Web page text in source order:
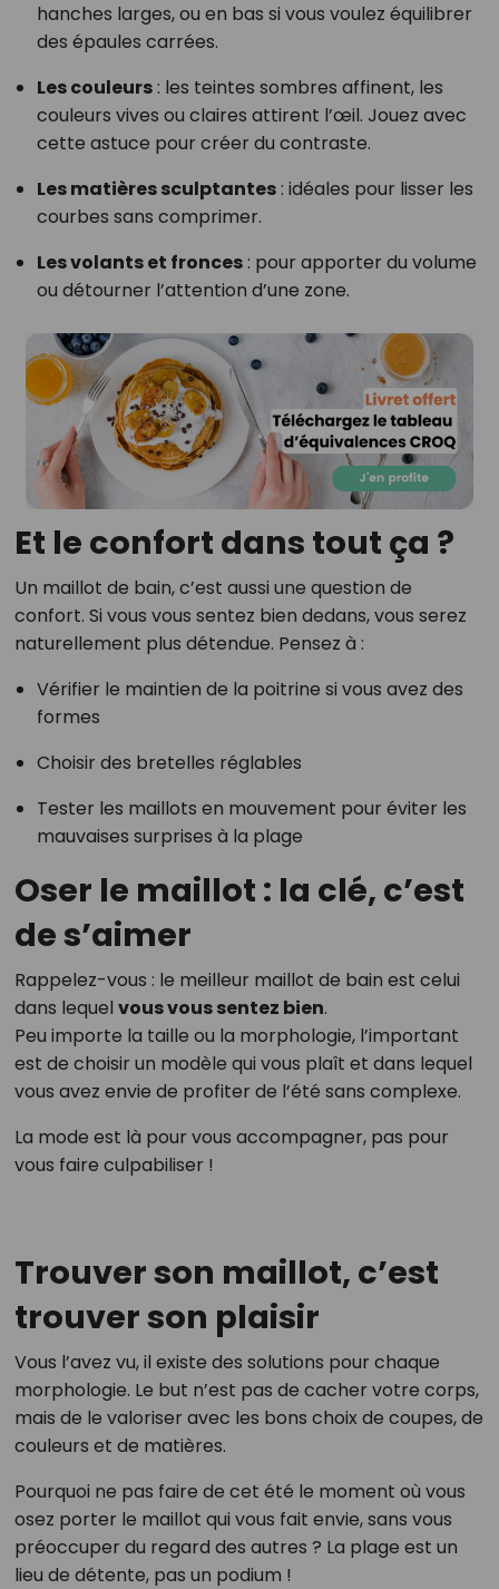
hanches larges, ou en bas si vous voulez équilibrer
des épaules carrées.
Les couleurs: les teintes sombres affinent, les
couleurs vives ou claires attirent l’œil. Jouez avec
cette astuce pour créer du contraste.
Les matières sculptantes: idéales pour lisser les
courbes sans comprimer.
Les volants et fronces: pour apporter du volume
ou détourner l’attention d’une zone.
Et le confort dans tout ça ?
Un maillot de bain, c’est aussi une question de
confort. Si vous vous sentez bien dedans, vous serez
naturellement plus détendue. Pensez à :
Vérifier le maintien de la poitrine si vous avez des
formes
Choisir des bretelles réglables
Tester les maillots en mouvement pour éviter les
mauvaises surprises à la plage
Oser le maillot : la clé, c’est
de s’aimer
Rappelez-vous : le meilleur maillot de bain est celui
dans lequel vous vous sentez bien.
Peu importe la taille ou la morphologie, l’important
est de choisir un modèle qui vous plaît et dans lequel
vous avez envie de profiter de l’été sans complexe.
La mode est là pour vous accompagner, pas pour
vous faire culpabiliser !
Trouver son maillot, c’est
trouver son plaisir
Vous l’avez vu, il existe des solutions pour chaque
morphologie. Le but n’est pas de cacher votre corps,
mais de le valoriser avec les bons choix de coupes, de
couleurs et de matières.
Pourquoi ne pas faire de cet été le moment où vous
osez porter le maillot qui vous fait envie, sans vous
préoccuper du regard des autres ? La plage est un
lieu de détente, pas un podium !